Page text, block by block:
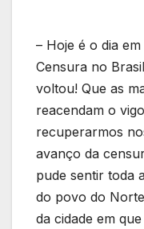
– Hoje é o dia
Censura no
voltou! Que as
reacendam o
recuperarmos
avanço da
pude sentir toda
do povo do
da cidade em